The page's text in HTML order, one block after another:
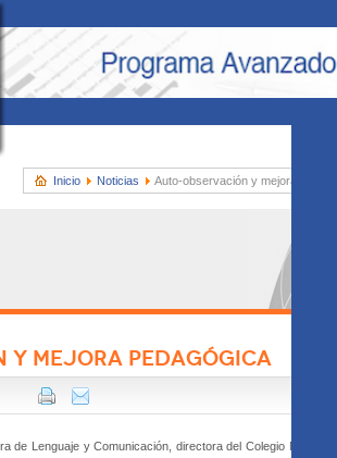
Inicio Noticias Auto-observación y mejora
Y MEJORA PEDAGÓGICA
de Lenguaje y Comunicación, directora del Colegio